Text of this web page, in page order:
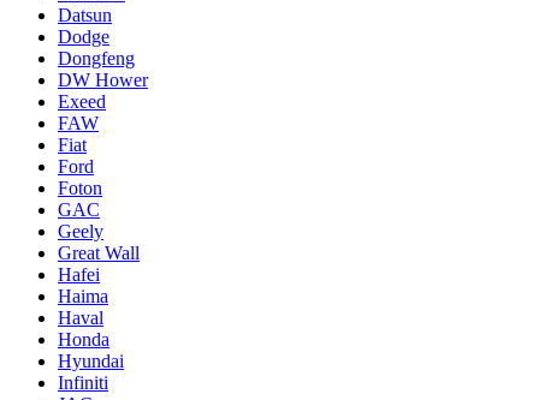
Datsun
Dodge
Dongfeng
DW Hower
Exeed
FAW
Fiat
Ford
Foton
GAC
Geely
Great Wall
Hafei
Haima
Haval
Honda
Hyundai
Infiniti